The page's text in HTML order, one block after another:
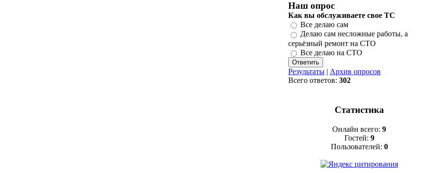
Наш опрос
Как вы обслуживаете свое ТС
Все делаю сам
Делаю сам несложные работы, а
серьёзный ремонт на СТО
Все делаю на СТО
Результаты | Архив опросов
Всего ответов: 302
Статистика
Онлайн всего: 9
Гостей: 9
Пользователей: 0